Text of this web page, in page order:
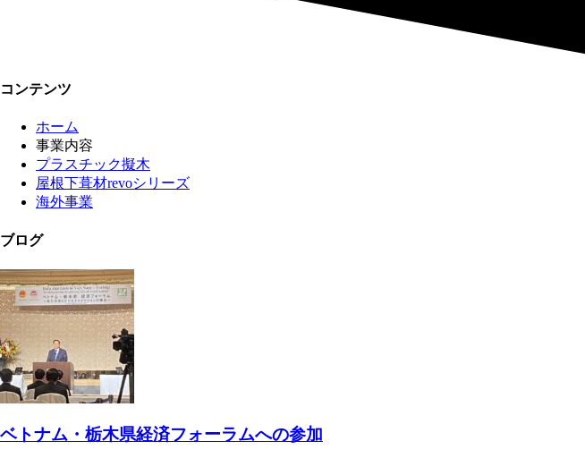
コンテンツ
ホーム
事業内容
プラスチック擬木
屋根下葺材revoシリーズ
海外事業
ブログ
ベトナム・栃木県経済フォーラムへの参加